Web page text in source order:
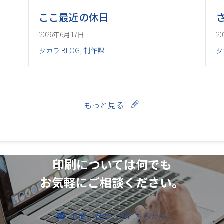
ここ最近の休日
2026年6月17日
タカラ BLOG ,制作課
もっと見る
印刷については何でも
お気軽にご相談ください。
お問い合わせはこちらから